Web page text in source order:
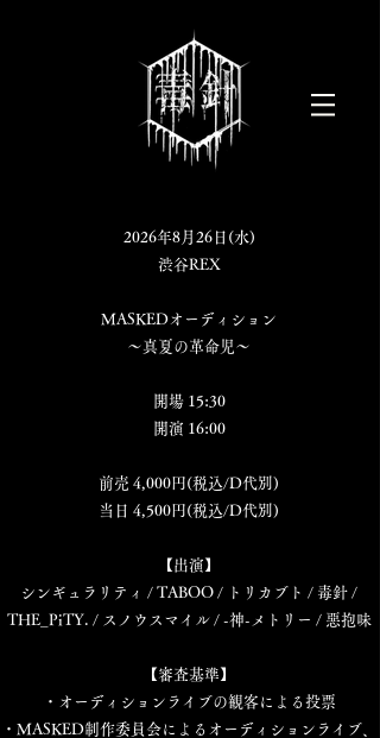
2026年8月26日(水)
渋谷REX
MASKEDオーディション
〜真夏の革命児〜
開場 15:30
開演 16:00
前売 4,000円(税込/D代別)
当日 4,500円(税込/D代別)
【出演】
シンギュラリティ / TABOO / トリカブト / 毒針 /
THE_PiTY. / スノウスマイル / -神-メトリー / 惡抱味
【審査基準】
・オーディションライブの観客による投票
・MASKED制作委員会によるオーディションライブ、